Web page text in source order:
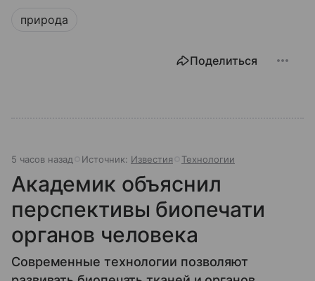
природа
Поделиться
5 часов назад Источник: Известия Технологии
Академик объяснил
перспективы биопечати
органов человека
Современные технологии позволяют